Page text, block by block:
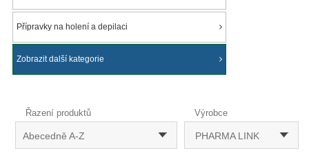
Přípravky na holení a depilaci
Zobrazit další kategorie
Řazení produktů
Abecedně A-Z
Výrobce
PHARMA LINK